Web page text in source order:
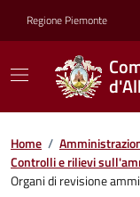
Regione Piemonte
Home /
Controlli e rilievi
Organi di revisione